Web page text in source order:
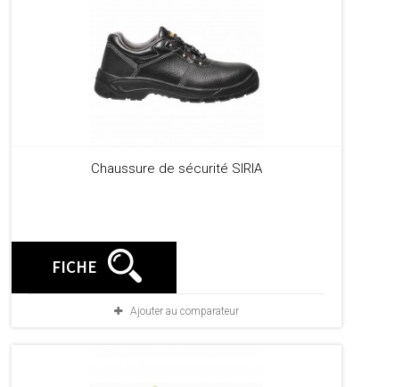
Chaussure de sécurité SIRIA
FICHE
Ajouter au comparateur